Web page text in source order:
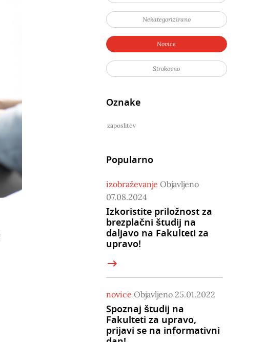
Nekategorizirano
Novice
Strokovno
Oznake
zaposlitev
Popularno
izobraževanje Objavljeno
07.08.2024
Izkoristite priložnost za
brezplačni študij na
daljavo na Fakulteti za
upravo!
novice Objavljeno 25.01.2022
Spoznaj študij na
Fakulteti za upravo,
prijavi se na informativni